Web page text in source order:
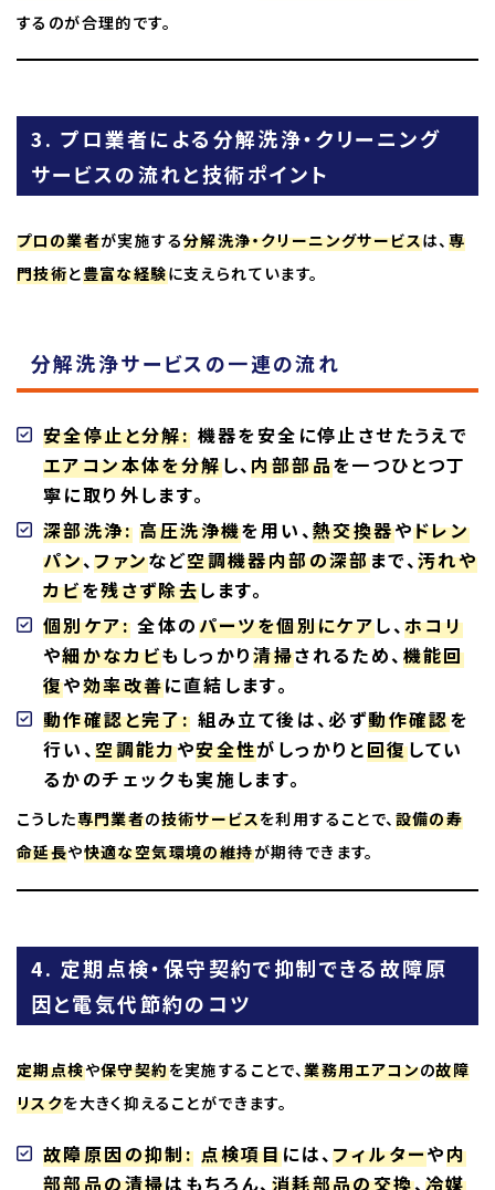
するのが合理的です。
3. プロ業者による分解洗浄・クリーニング
サービスの流れと技術ポイント
プロの業者が実施する分解洗浄・クリーニングサービスは、 専
門技術と豊富な経験に支えられています。
分解洗浄サービスの一連の流れ
安全停止と分解: 機器を安全に停止させたうえで
エアコン本体を分解し、内部部品を一つひとつ丁
寧に取り外します。
深部洗浄: 高圧洗浄機を用い、熱交換器やドレン
パン、ファンなど空調機器内部の深部まで、汚れや
カビを残さず除去します。
個別ケア: 全体のパーツを個別にケアし、ホコリ
や細かなカビもしっかり清掃されるため、 機能回
復や効率改善に直結します。
動作確認と完了: 組み立て後は、必ず動作確認を
行い、空調能力や安全性がしっかりと回復してい
るかのチェックも実施します。
こうした専門業者の技術サービスを利用することで、 設備の寿
命延長や快適な空気環境の維持が期待できます。
4. 定期点検・保守契約で抑制できる故障原
因と電気代節約のコツ
定期点検や保守契約を実施することで、業務用エアコンの故障
リスクを大きく抑えることができます。
故障原因の抑制: 点検項目には、フィルターや内
部部品の清掃はもちろん、 消耗部品の交換、冷媒